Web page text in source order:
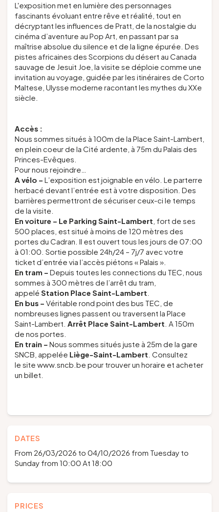
L'exposition met en lumière des personnages
fascinants évoluant entre rêve et réalité, tout en
décryptant les influences de Pratt, de la nostalgie du
cinéma d’aventure au Pop Art, en passant par sa
maîtrise absolue du silence et de la ligne épurée. Des
pistes africaines des Scorpions du désert au Canada
sauvage de Jesuit Joe , la visite se déploie comme une
invitation au voyage, guidée par les itinéraires de Corto
Maltese, Ulysse moderne racontant les mythes du XXe
siècle.
Accès :
Nous sommes situés à 100m de la Place Saint-Lambert,
en plein coeur de la Cité ardente, à 75m du Palais des
Princes-Evêques.
Pour nous rejoindre…
A vélo – L’exposition est joignable en vélo. Le parterre
herbacé devant l’entrée est à votre disposition. Des
barrières permettront de sécuriser ceux-ci le temps
de la visite.
En voiture – Le Parking Saint-Lambert , fort de ses
500 places, est situé à moins de 120 mètres des
portes du Cadran. Il est ouvert tous les jours de 07:00
à 01:00. Sortie possible 24h/24 – 7j/7 avec votre
ticket d’entrée via l’accès piétons « Palais ».
En tram – Depuis toutes les connections du TEC, nous
sommes à 300 mètres de l’arrêt du tram,
appelé Station Place Saint-Lambert
En bus – Véritable rond point des bus TEC, de
nombreuses lignes passent ou traversent la Place
Saint-Lambert. Arrêt Place Saint-Lambert . A 150m
de nos portes.
En train – Nous sommes situés juste à 25m de la gare
SNCB, appelée Liège-Saint-Lambert . Consultez
le site www.sncb.be pour trouver un horaire et acheter
un billet.
DATES
From 26/03/2026 to 04/10/2026 from Tuesday to
Sunday from 10:00 At 18:00
PRICES